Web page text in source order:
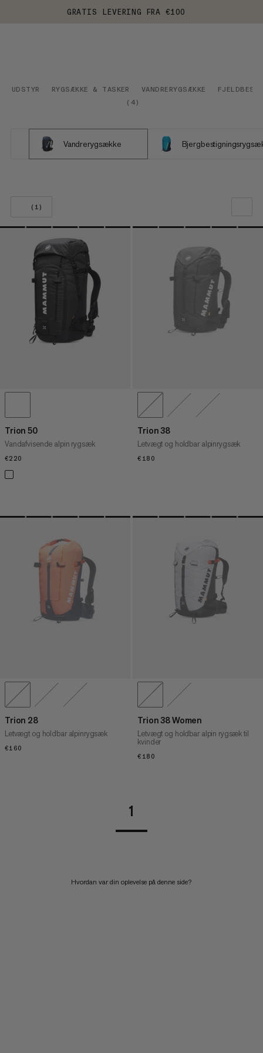
GRATIS LEVERING FRA €100
UDSTYR RYGSÆKKE & TASKER VANDRERYGSÆKKE
( 4)
Vandrerygsække
(1)
VORES ANBEFALING
PRIS LAV TIL HØJ
PRIS HØJ TIL LAV
HVAD ER NYT
VURDERING
Trion 50
Vandafvisende alpin rygsæk
€220
Trion 38
Letvægt og holdbar alpinrygsæk
€180
Trion 28
Letvægt og holdbar alpinrygsæk
€160
Trion 38 Women
Letvægt og holdbar alpin rygsæk til
kvinder
€180
1
Hvordan var din oplevelse på denne side?